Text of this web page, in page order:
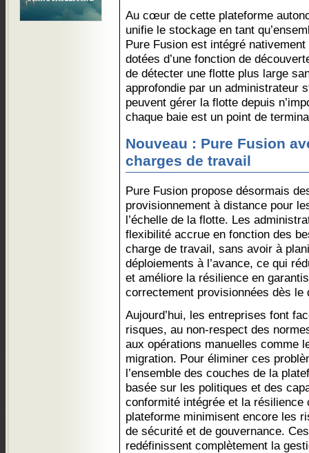
Au cœur de cette plateforme
unifie le stockage en tant
Pure Fusion est intégré
dotées d’une fonction de
de détecter une flotte plus large
approfondie par un administrateur
peuvent gérer la flotte depuis
chaque baie est un point de
Nouveau : Pure Fusion
charges de travail
Pure Fusion propose désormais
provisionnement à distance pour
l’échelle de la flotte. Les
flexibilité accrue en fonction des
charge de travail, sans avoir à
déploiements à l’avance, ce qui
et améliore la résilience en
correctement provisionnées dès le
Aujourd’hui, les entreprises font
risques, au non-respect des
aux opérations manuelles comme
migration. Pour éliminer ces
l’ensemble des couches de la
basée sur les politiques et des
conformité intégrée et la
plateforme minimisent encore les
de sécurité et de gouvernance.
redéfinissent complètement la